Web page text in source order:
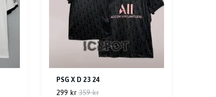
PSG X D 23 24
299 kr 359 kr